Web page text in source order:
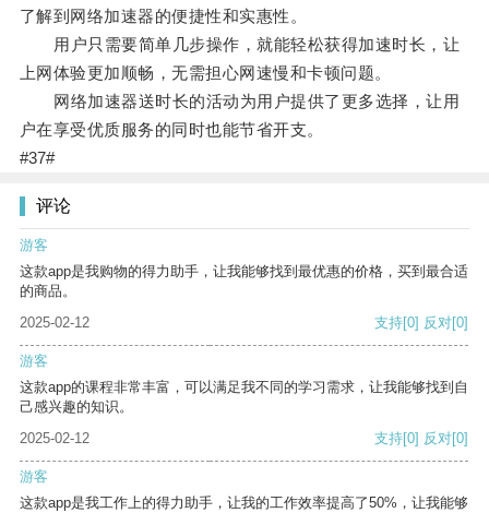
了解到网络加速器的便捷性和实惠性。
用户只需要简单几步操作，就能轻松获得加速时长，让
上网体验更加顺畅，无需担心网速慢和卡顿问题。
网络加速器送时长的活动为用户提供了更多选择，让用
户在享受优质服务的同时也能节省开支。
#37#
评论
游客
这款app是我购物的得力助手，让我能够找到最优惠的价格，买到最合适
的商品。
2025-02-12
支持[0] 反对[0]
游客
这款app的课程非常丰富，可以满足我不同的学习需求，让我能够找到自
己感兴趣的知识。
2025-02-12
支持[0] 反对[0]
游客
这款app是我工作上的得力助手，让我的工作效率提高了50%，让我能够